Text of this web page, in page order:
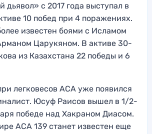
дьявол» с 2017 года выступал в
10 побед при 4 поражениях.
известен боями с Исламом
Царукяном. В активе 30-
из Казахстана 22 победы и 6
легковесов АСА уже появился
Юсуф Раисов вышел в 1/2-
победе над Хакраном Диасом.
АСА 139 станет известен еще